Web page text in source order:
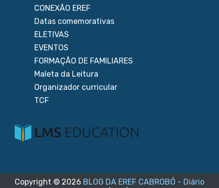
CONEXÃO EREF
Datas comemorativas
ELETIVAS
EVENTOS
FORMAÇÃO DE FAMILIARES
Maleta da Leitura
Organizador curricular
TCF
Copyright © 2026 BLOG DA EREF CABROBÓ - Diário